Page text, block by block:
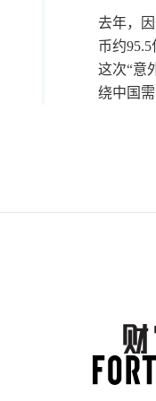
去年，
币约
这次“意
绕中国